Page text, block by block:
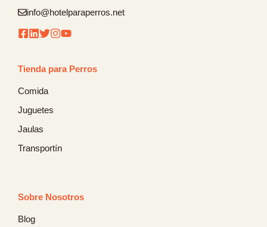
info@hotelparaperros.net
Tienda para Perros
Comida
Juguetes
Jaulas
Transportín
Sobre Nosotros
Blog